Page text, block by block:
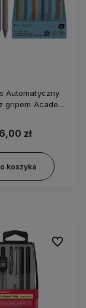
Automatyczny
gripem Academy
6,00 zł
koszyka
Do